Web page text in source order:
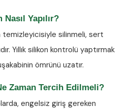
Yapılır?
temizleyicisiyle silinmeli, sert
Yıllık silikon kontrolü yaptırmak
ömrünü uzatır.
Zaman Tercih Edilmeli?
engelsiz giriş gereken